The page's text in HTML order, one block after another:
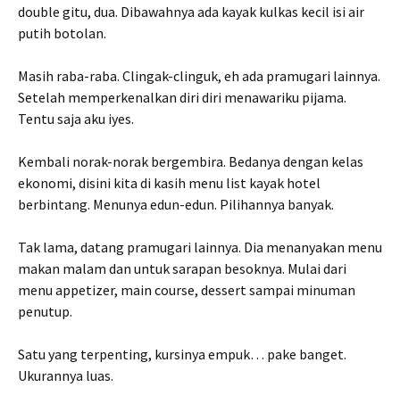
double gitu, dua. Dibawahnya ada kayak kulkas kecil isi air
putih botolan.
Masih raba-raba. Clingak-clinguk, eh ada pramugari lainnya.
Setelah memperkenalkan diri diri menawariku pijama.
Tentu saja aku iyes.
Kembali norak-norak bergembira. Bedanya dengan kelas
ekonomi, disini kita di kasih menu list kayak hotel
berbintang. Menunya edun-edun. Pilihannya banyak.
Tak lama, datang pramugari lainnya. Dia menanyakan menu
makan malam dan untuk sarapan besoknya. Mulai dari
menu appetizer, main course, dessert sampai minuman
penutup.
Satu yang terpenting, kursinya empuk… pake banget.
Ukurannya luas.